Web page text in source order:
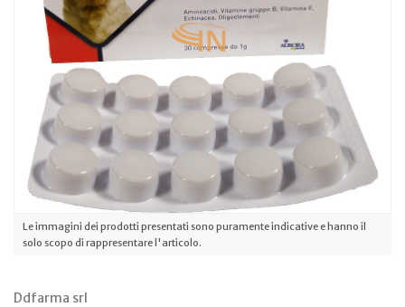
Le immagini dei prodotti presentati sono puramente indicative e hanno il
solo scopo di rappresentare l'articolo.
Ddfarma srl